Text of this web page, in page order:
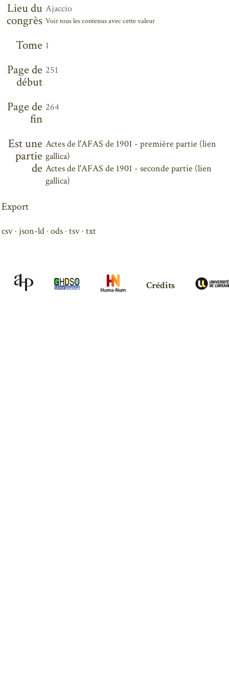
Lieu du
congrès
Ajaccio
Voir tous les contenus avec cette valeur
Tome 1
Page de
début
251
Page de
fin
264
Est une
partie
de
Actes de l'AFAS de 1901 - première partie (lien
gallica)
Actes de l'AFAS de 1901 - seconde partie (lien
gallica)
Export
csv json-ld ods tsv txt
Crédits